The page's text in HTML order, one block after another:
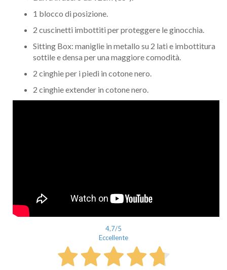
eMail
Telefono / Cellulare
Ho preso visione dell'
Voglio ricevere comunicazioni su corsi, eventi, prodotti e novità di
Informativa Privacy
1 blocco di posizione.
2 cuscinetti imbottiti per proteggere le ginocchia.
Sitting Box: maniglie in metallo su 2 lati e imbottitura
sottile e densa per una maggiore comodità.
2 cinghie per i piedi in cotone nero.
2 cinghie extender in cotone nero.
4,7/5
Eccellente